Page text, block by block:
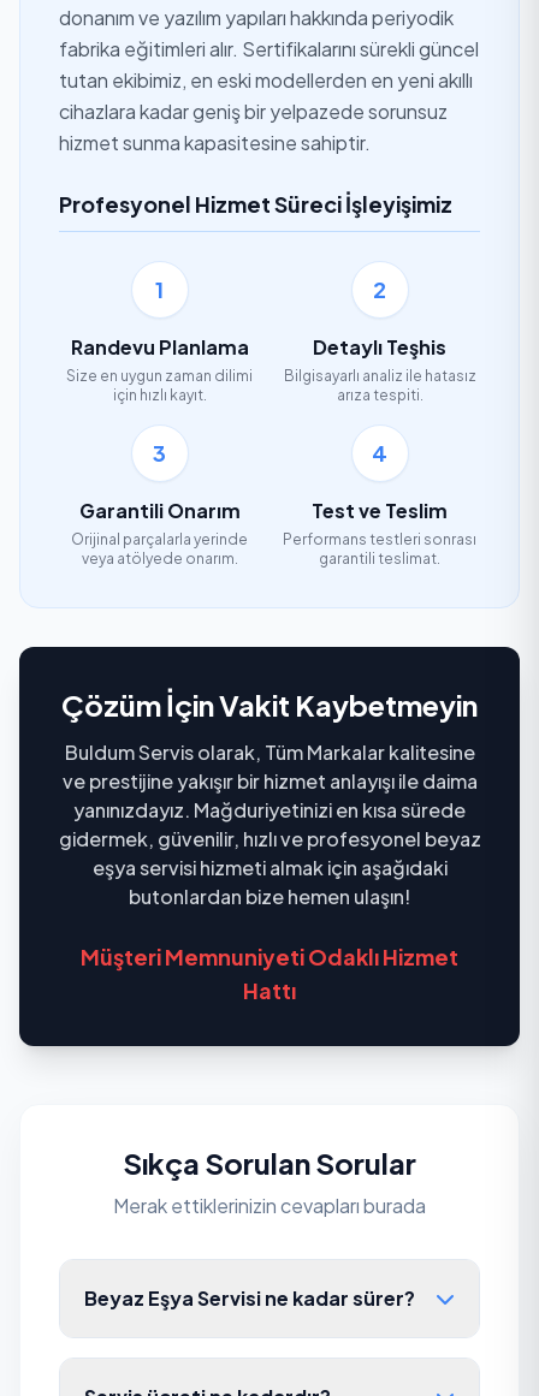
donanım ve yazılım yapıları hakkında periyodik
fabrika eğitimleri alır. Sertifikalarını sürekli güncel
tutan ekibimiz, en eski modellerden en yeni akıllı
cihazlara kadar geniş bir yelpazede sorunsuz
hizmet sunma kapasitesine sahiptir.
Profesyonel Hizmet Süreci İşleyişimiz
1
Randevu Planlama
Size en uygun zaman dilimi
için hızlı kayıt.
2
Detaylı Teşhis
Bilgisayarlı analiz ile hatasız
arıza tespiti.
3
Garantili Onarım
Orijinal parçalarla yerinde
veya atölyede onarım.
4
Test ve Teslim
Performans testleri sonrası
garantili teslimat.
Çözüm İçin Vakit Kaybetmeyin
Buldum Servis olarak, Tüm Markalar kalitesine
ve prestijine yakışır bir hizmet anlayışı ile daima
yanınızdayız. Mağduriyetinizi en kısa sürede
gidermek, güvenilir, hızlı ve profesyonel beyaz
eşya servisi hizmeti almak için aşağıdaki
butonlardan bize hemen ulaşın!
Müşteri Memnuniyeti Odaklı Hizmet
Hattı
Sıkça Sorulan Sorular
Merak ettiklerinizin cevapları burada
Beyaz Eşya Servisi ne kadar sürer?